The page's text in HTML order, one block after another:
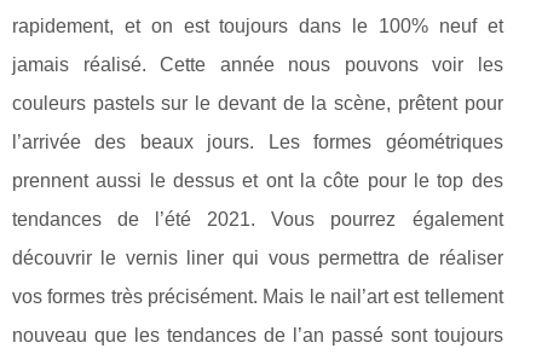
rapidement, et on est toujours dans le 100% neuf et
jamais réalisé. Cette année nous pouvons voir les
couleurs pastels sur le devant de la scène, prêtent pour
l’arrivée des beaux jours. Les formes géométriques
prennent aussi le dessus et ont la côte pour le top des
tendances de l’été 2021. Vous pourrez également
découvrir le vernis liner qui vous permettra de réaliser
vos formes très précisément. Mais le nail’art est tellement
nouveau que les tendances de l’an passé sont toujours